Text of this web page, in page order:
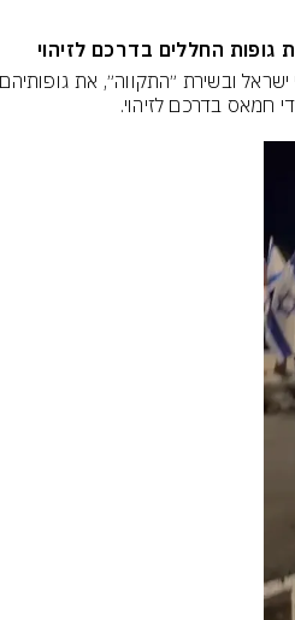
החללים בדרכם לזיהוי
חמאס בדרכם לזיהוי.